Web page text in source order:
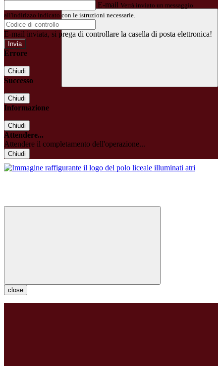
E-mail Verrà inviato un messaggio
all'indirizzo indicato con le istruzioni necessarie.
E-mail inviata, si prega di controllare la casella di posta elettronica!
Errore
Chiudi
Successo
Chiudi
Informazione
Chiudi
Attendere...
Attendere il completamento dell'operazione...
Chiudi
close